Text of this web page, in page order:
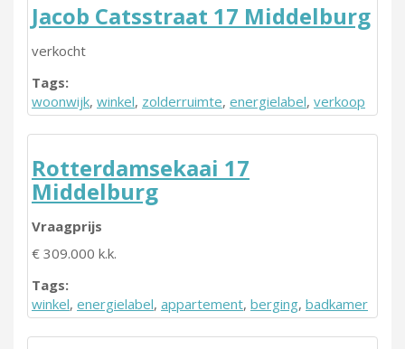
Jacob Catsstraat 17 Middelburg
verkocht
Tags:
woonwijk, winkel, zolderruimte, energielabel, verkoop
Rotterdamsekaai 17
Middelburg
Vraagprijs
€ 309.000 k.k.
Tags:
winkel, energielabel, appartement, berging, badkamer